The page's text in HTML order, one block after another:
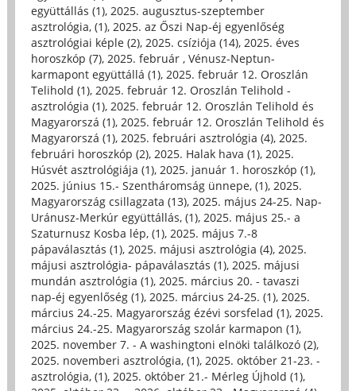
együttállás (1), 2025. augusztus-szeptember
asztrológia, (1), 2025. az Őszi Nap-éj egyenlőség
asztrológiai képle (2), 2025. csíziója (14), 2025. éves
horoszkóp (7), 2025. február , Vénusz-Neptun-
karmapont együttállá (1), 2025. február 12. Oroszlán
Telihold (1), 2025. február 12. Oroszlán Telihold -
asztrológia (1), 2025. február 12. Oroszlán Telihold és
Magyarorszá (1), 2025. február 12. Oroszlán Telihold és
Magyarorszá (1), 2025. februári asztrológia (4), 2025.
februári horoszkóp (2), 2025. Halak hava (1), 2025.
Húsvét asztrológiája (1), 2025. január 1. horoszkóp (1),
2025. június 15.- Szentháromság ünnepe, (1), 2025.
Magyarország csillagzata (13), 2025. május 24-25. Nap-
Uránusz-Merkúr együttállás, (1), 2025. május 25.- a
Szaturnusz Kosba lép, (1), 2025. május 7.-8
pápaválasztás (1), 2025. májusi asztrológia (4), 2025.
májusi asztrológia- pápaválasztás (1), 2025. májusi
mundán asztrológia (1), 2025. március 20. - tavaszi
nap-éj egyenlőség (1), 2025. március 24-25. (1), 2025.
március 24.-25. Magyarország ézévi sorsfelad (1), 2025.
március 24.-25. Magyarország szolár karmapon (1),
2025. november 7. - A washingtoni elnöki találkozó (2),
2025. novemberi asztrológia, (1), 2025. október 21-23. -
asztrológia, (1), 2025. október 21.- Mérleg Újhold (1),